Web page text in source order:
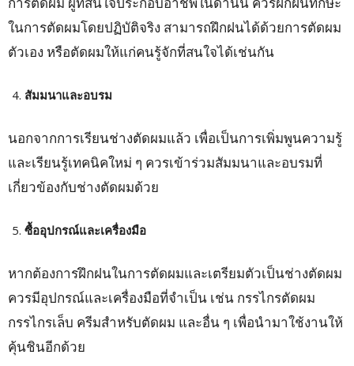
ในการตัดผมโดยปฏิบัติจริง สามารถฝึกฝนได้ด้วยการตัดผม
ตัวเอง หรือตัดผมให้แก่คนรู้จักที่สนใจได้เช่นกัน
สัมมนาและอบรม
นอกจากการเรียนช่างตัดผมแล้ว เพื่อเป็นการเพิ่มพูนความรู้
และเรียนรู้เทคนิคใหม่ ๆ ควรเข้าร่วมสัมมนาและอบรมที่
เกี่ยวข้องกับช่างตัดผมด้วย
ซื้ออุปกรณ์และเครื่องมือ
หากต้องการฝึกฝนในการตัดผมและเตรียมตัวเป็นช่างตัดผม
ควรมีอุปกรณ์และเครื่องมือที่จำเป็น เช่น กรรไกรตัดผม
กรรไกรเล็บ ครีมสำหรับตัดผม และอื่น ๆ เพื่อนำมาใช้งานให้
คุ้นชินอีกด้วย